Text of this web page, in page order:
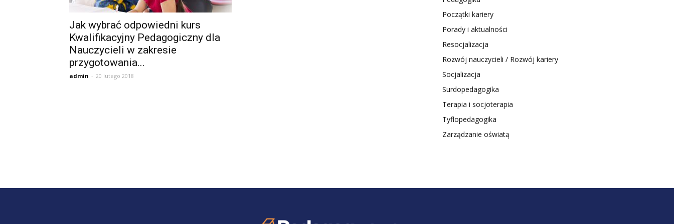
Aktualności
Jak wybrać odpowiedni kurs
Kwalifikacyjny Pedagogiczny dla
Nauczycieli w zakresie
przygotowania...
admin - 20 lutego 2018
Początki kariery
Porady i aktualności
Resocjalizacja
Rozwój nauczycieli / Rozwój kariery
Socjalizacja
Surdopedagogika
Terapia i socjoterapia
Tyflopedagogika
Zarządzanie oświatą